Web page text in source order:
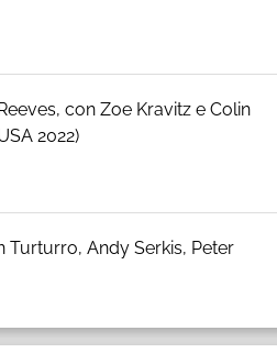
con Zoe Kravitz e Colin
2022)
Turturro, Andy Serkis, Peter